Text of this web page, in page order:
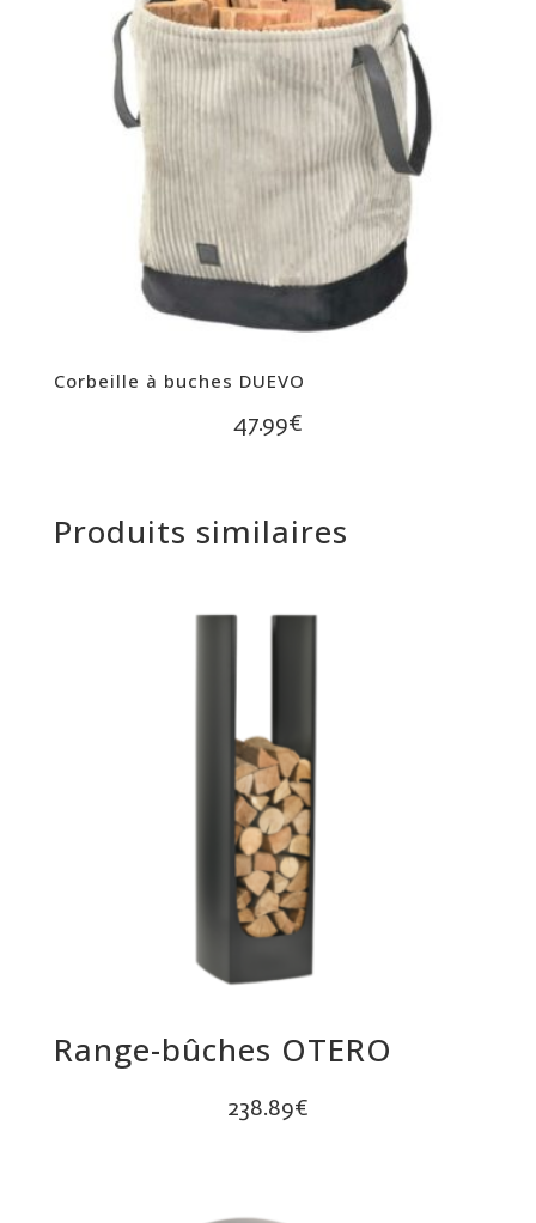
Corbeille à buches DUEVO
47.99€
Produits similaires
Range-bûches OTERO
238.89€